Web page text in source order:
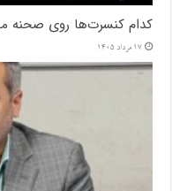
کدام کنسرت‌ها روی صحنه
17 مرداد 1405